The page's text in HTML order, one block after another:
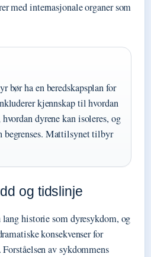
med internasjonale organer som
bør ha en beredskapsplan for
kjennskap til hvordan
dyrene kan isoleres, og
begrenses. Mattilsynet tilbyr
og tidslinje
historie som dyresykdom, og
konsekvenser for
av sykdommens